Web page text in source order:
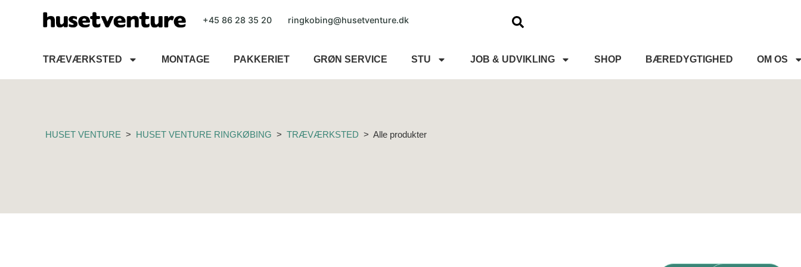
+45 86 28 35 20 ringkobing@husetventure.dk
TRÆVÆRKSTED MONTAGE PAKKERIET GRØN SERVICE STU JOB & UDVIKLING SHOP BÆREDYGTIGHED OM OS
HUSET VENTURE > HUSET VENTURE RINGKØBING > TRÆVÆRKSTED > Alle produkter